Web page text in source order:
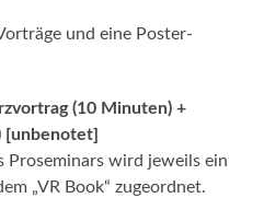
und eine Poster-
(10 Minuten) +
[unbenotet]
Proseminars wird jeweils ein
„VR Book“ zugeordnet.